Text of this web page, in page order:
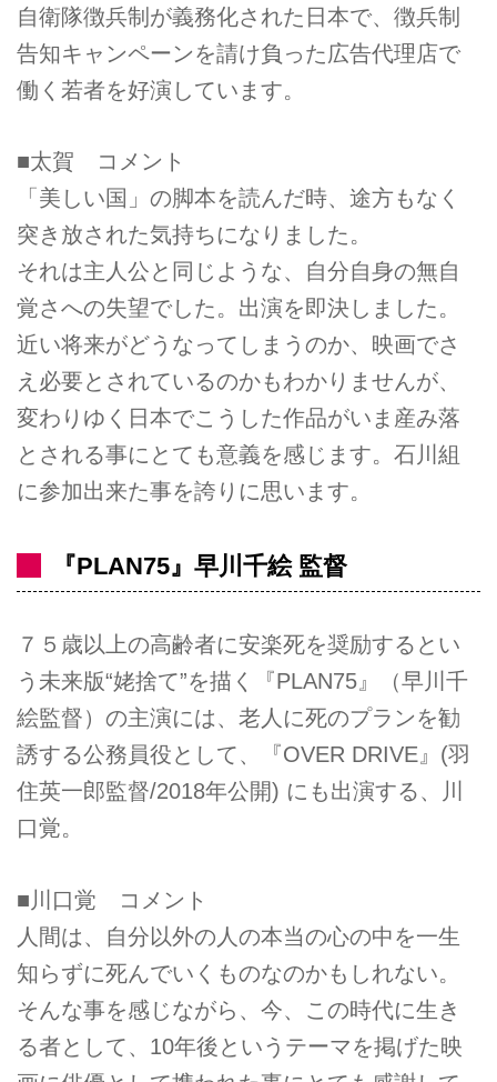
自衛隊徴兵制が義務化された日本で、徴兵制
告知キャンペーンを請け負った広告代理店で
働く若者を好演しています。
■太賀 コメント
「美しい国」の脚本を読んだ時、途方もなく
突き放された気持ちになりました。
それは主人公と同じような、自分自身の無自
覚さへの失望でした。出演を即決しました。
近い将来がどうなってしまうのか、映画でさ
え必要とされているのかもわかりませんが、
変わりゆく日本でこうした作品がいま産み落
とされる事にとても意義を感じます。石川組
に参加出来た事を誇りに思います。
『PLAN75』早川千絵 監督
７５歳以上の高齢者に安楽死を奨励するとい
う未来版“姥捨て”を描く『PLAN75』（早川千
絵監督）の主演には、老人に死のプランを勧
誘する公務員役として、『OVER DRIVE』(羽
住英一郎監督/2018年公開) にも出演する、川
⼝覚。
■川口覚 コメント
人間は、自分以外の人の本当の心の中を一生
知らずに死んでいくものなのかもしれない。
そんな事を感じながら、今、この時代に生き
る者として、10年後というテーマを掲げた映